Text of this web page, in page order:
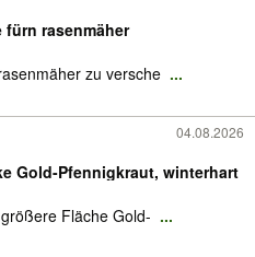
fürn rasenmäher
zu versche ...
04.08.2026
Gold-Pfennigkraut, winterhart
Fläche Gold- ...